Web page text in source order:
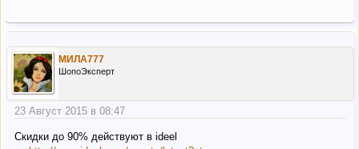
МИЛА777
ШопоЭксперт
23 Август 2015 в 08:47
Скидки до 90% действуют в ideel